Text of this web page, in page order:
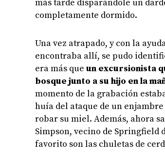
más tarde disparándole un
completamente dormido.
Una vez atrapado, y con la
encontraba allí, se pudo
era más que un excursionista
bosque junto a su hijo en la
momento de la grabación
huía del ataque de un enjambre
robar su miel. Además, ahora
Simpson, vecino de Springfield
favorito son las chuletas de